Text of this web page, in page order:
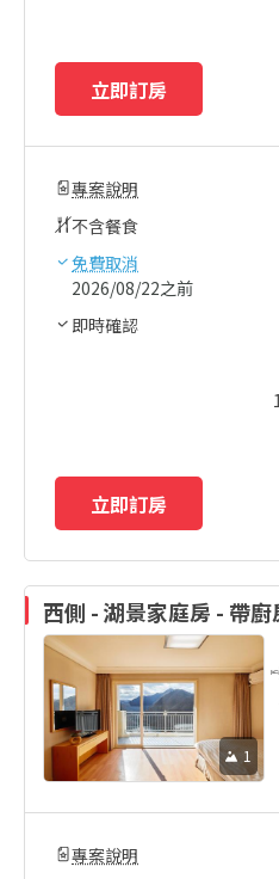
立即訂房
專案說明
不含餐食
免費取消
2026/08/22之前
即時確認
立即訂房
西側 - 湖景家庭房 - 帶
1
專案說明